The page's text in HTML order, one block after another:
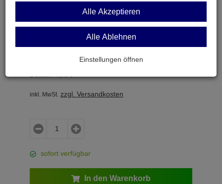
High-Side Current-Sense Verstärker bidir. µMax8
525953;0
inkl. MwSt. zzgl. Versandkosten
sofort verfügbar
In den Warenkorb
Alle Akzeptieren
Alle Ablehnen
Einstellungen öffnen